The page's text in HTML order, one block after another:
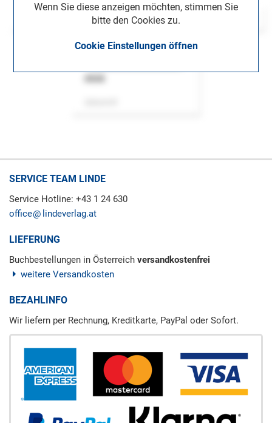
Wenn Sie diese anzeigen möchten, stimmen Sie
bitte den Cookies zu.
Cookie Einstellungen öffnen
SERVICE TEAM LINDE
Service Hotline: +43 1 24 630
office
lindeverlag.at
LIEFERUNG
Buchbestellungen in Österreich versandkostenfrei
weitere Versandkosten
BEZAHLINFO
Wir liefern per Rechnung, Kreditkarte, PayPal oder Sofort.